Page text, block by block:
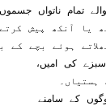
تمام ناتواں
یا آنکھ پیش
ہوئے بچے کے
کی امیں
کے سامنے